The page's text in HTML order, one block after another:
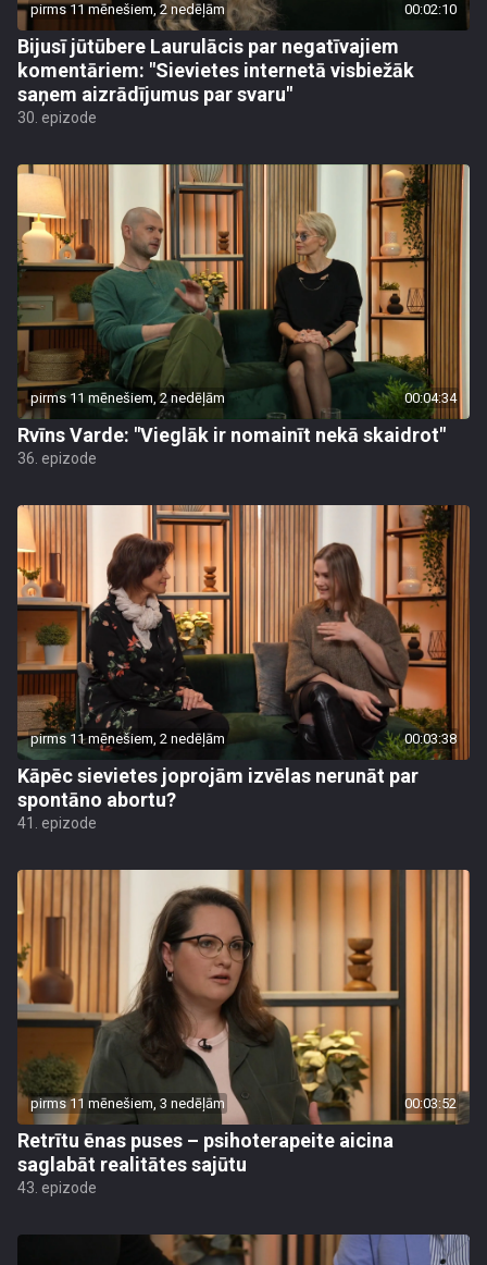
pirms 11 mēnešiem, 2 nedēļām 00:02:10
Bijusī jūtūbere Laurulācis par negatīvajiem
komentāriem: "Sievietes internetā visbiežāk
saņem aizrādījumus par svaru"
30. epizode
pirms 11 mēnešiem, 2 nedēļām 00:04:34
Rvīns Varde: "Vieglāk ir nomainīt nekā skaidrot"
36. epizode
pirms 11 mēnešiem, 2 nedēļām 00:03:38
Kāpēc sievietes joprojām izvēlas nerunāt par
spontāno abortu?
41. epizode
pirms 11 mēnešiem, 3 nedēļām 00:03:52
Retrītu ēnas puses – psihoterapeite aicina
saglabāt realitātes sajūtu
43. epizode